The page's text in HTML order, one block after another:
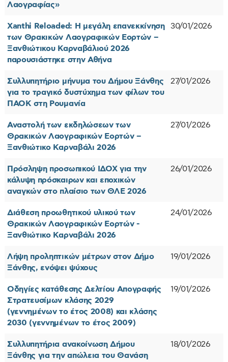
Λαογραφίας»
Xanthi Reloaded: Η μεγάλη επανεκκίνηση
των Θρακικών Λαογραφικών Εορτών –
Ξανθιώτικου Καρναβάλιού 2026
παρουσιάστηκε στην Αθήνα
30/01/2026
Συλλυπητήριο μήνυμα του Δήμου Ξάνθης
για το τραγικό δυστύχημα των φίλων του
ΠΑΟΚ στη Ρουμανία
27/01/2026
Αναστολή των εκδηλώσεων των
Θρακικών Λαογραφικών Εορτών –
Ξανθιώτικο Καρναβάλι 2026
27/01/2026
Πρόσληψη προσωπικού ΙΔΟΧ για την
κάλυψη πρόσκαιρων και εποχικών
αναγκών στο πλαίσιο των ΘΛΕ 2026
26/01/2026
Διάθεση προωθητικού υλικού των
Θρακικών Λαογραφικών Εορτών -
Ξανθιώτικο Καρναβάλι 2026
24/01/2026
Λήψη προληπτικών μέτρων στον Δήμο
Ξάνθης, ενόψει ψύχους
19/01/2026
Οδηγίες κατάθεσης Δελτίου Απογραφής
Στρατευσίμων κλάσης 2029
(γεννημένων το έτος 2008) και κλάσης
2030 (γεννημένων το έτος 2009)
19/01/2026
Συλλυπητήρια ανακοίνωση Δήμου
Ξάνθης για την απώλεια του Θανάση
18/01/2026